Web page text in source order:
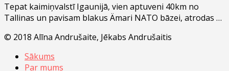
Tepat kaimiņvalstī Igaunijā, vien aptuveni 40km no
Tallinas un pavisam blakus Ämari NATO bāzei, atrodas …
© 2018 Alīna Andrušaite, Jēkabs Andrušaitis
Sākums
Par mums